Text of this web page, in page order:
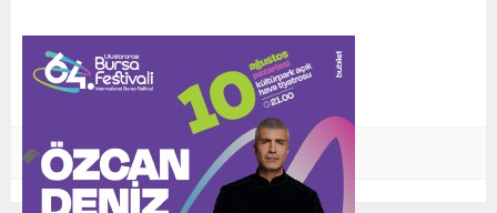
Nilüfer,Nilüfer Belediye Uçurtma